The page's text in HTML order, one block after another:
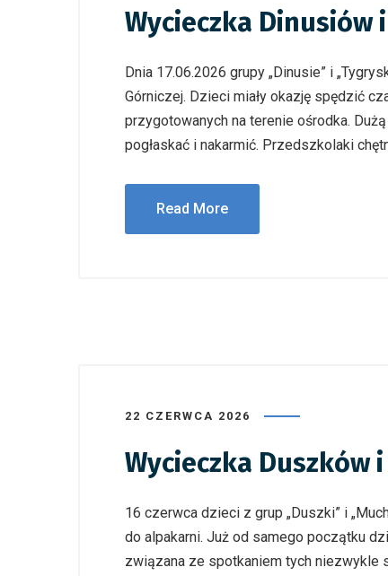
Wycieczka Dinusiów
Dnia 17.06.2026 grupy „Dinusie” i
Górniczej. Dzieci miały okazję spędzić
przygotowanych na terenie ośrodka.
pogłaskać i nakarmić. Przedszkolaki
Read More
22 CZERWCA 2026
Wycieczka Duszków
16 czerwca dzieci z grup „Duszki” i
do alpakarni. Już od samego początku
związana ze spotkaniem tych niezwykle